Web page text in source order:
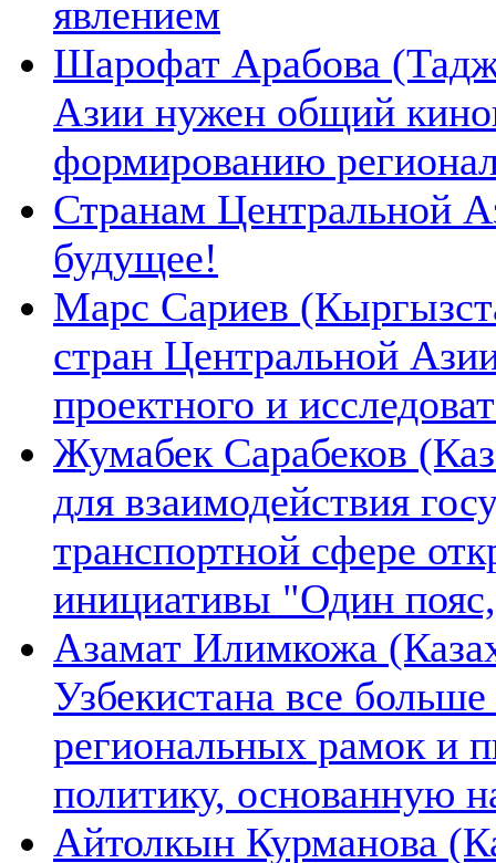
явлением
Шарофат Арабова
Азии нужен общий
формированию
Странам Центральной
будущее!
Марс Сариев
стран Центральной
проектного и
Жумабек Сарабеков
для взаимодействия
транспортной сфере
инициативы "Один
Азамат Илимкожа
Узбекистана все
региональных рамок и
политику, основанную
Айтолкын Курманова